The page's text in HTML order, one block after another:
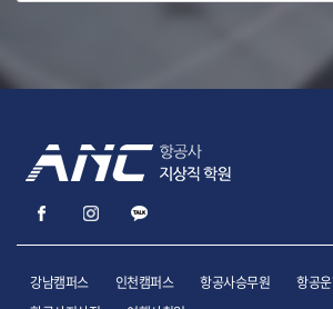
강남캠퍼스 인천캠퍼스 항공사승무원
항공